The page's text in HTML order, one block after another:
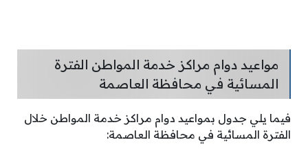
مواعيد دوام مراكز خدمة المواطن الفترة
المسائية في محافظة العاصمة
فيما يلي جدول بمواعيد دوام مراكز خدمة المواطن خلال
الفترة المسائية في محافظة العاصمة: